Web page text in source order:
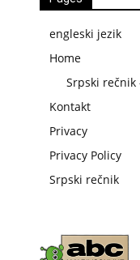
engleski jezik
Home
Srpski rečnik
Kontakt
Privacy
Privacy Policy
Srpski rečnik